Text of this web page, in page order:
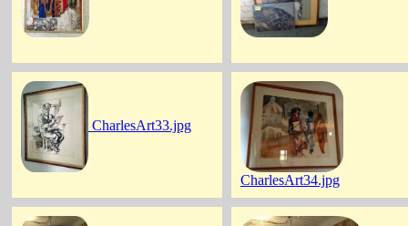
CharlesArt33.jpg
CharlesArt34.jpg